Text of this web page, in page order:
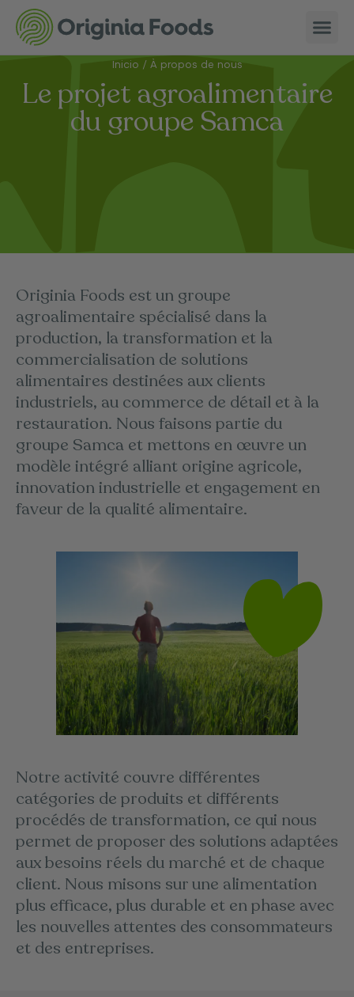
Inicio / À propos de nous
Le projet agroalimentaire
du groupe Samca
Originia Foods est un groupe
agroalimentaire spécialisé dans la
production, la transformation et la
commercialisation de solutions
alimentaires destinées aux clients
industriels, au commerce de détail et à la
restauration. Nous faisons partie du
groupe Samca et mettons en œuvre un
modèle intégré alliant origine agricole,
innovation industrielle et engagement en
faveur de la qualité alimentaire.
Notre activité couvre différentes
catégories de produits et différents
procédés de transformation, ce qui nous
permet de proposer des solutions adaptées
aux besoins réels du marché et de chaque
client. Nous misons sur une alimentation
plus efficace, plus durable et en phase avec
les nouvelles attentes des consommateurs
et des entreprises.